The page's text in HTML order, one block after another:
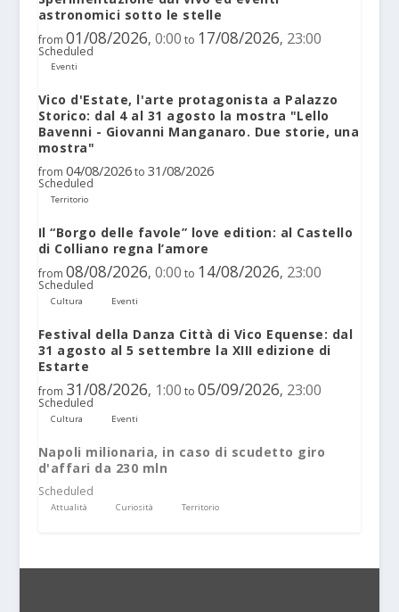
astronomici sotto le stelle
from 01/08/2026, 0:00 to 17/08/2026, 23:00
Scheduled
Eventi
Vico d'Estate, l'arte protagonista a Palazzo
Storico: dal 4 al 31 agosto la mostra "Lello
Bavenni - Giovanni Manganaro. Due storie, una
mostra"
from 04/08/2026 to 31/08/2026
Scheduled
Territorio
Il “Borgo delle favole” love edition: al Castello
di Colliano regna l’amore
from 08/08/2026, 0:00 to 14/08/2026, 23:00
Scheduled
Cultura Eventi
Festival della Danza Città di Vico Equense: dal
31 agosto al 5 settembre la XIII edizione di
Estarte
from 31/08/2026, 1:00 to 05/09/2026, 23:00
Scheduled
Cultura Eventi
Napoli milionaria, in caso di scudetto giro
d'affari da 230 mln
Scheduled
Attualità Curiosità Territorio